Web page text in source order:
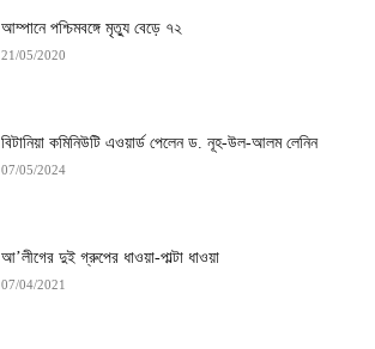
আম্পানে পশ্চিমবঙ্গে মৃত্যু বেড়ে ৭২
21/05/2020
বিটানিয়া কমিনিউটি এওয়ার্ড পেলেন ড. নূহ-উল-আলম লেনিন
07/05/2024
আ’লীগের দুই গ্রুপের ধাওয়া-পাল্টা ধাওয়া
07/04/2021